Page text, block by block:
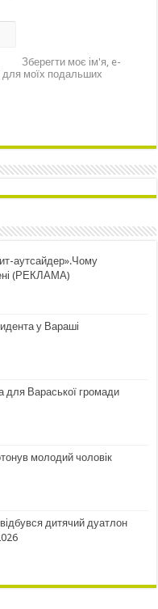
Зберегти моє ім'я, e-
для моїх подальших
аутсайдер».Чому
(РЕКЛАМА)
у Вараші
для Вараської громади
молодий чоловік
дитячий дуатлон